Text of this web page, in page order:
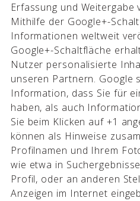
Erfassung und
Mithilfe der Google+-
Informationen weltweit
Google+-Schaltfläche
Nutzer personalisierte
unseren Partnern. Google
Information, dass Sie für
haben, als auch
Sie beim Klicken auf +1
können als Hinweise
Profilnamen und Ihrem
wie etwa in
Profil, oder an anderen
Anzeigen im Internet